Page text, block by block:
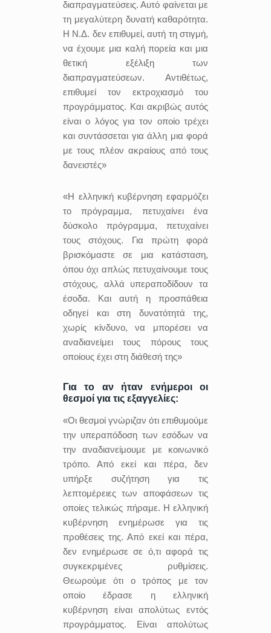
διαπραγματεύσεις. Αυτό φαίνεται με
τη μεγαλύτερη δυνατή καθαρότητα.
Η Ν.Δ. δεν επιθυμεί, αυτή τη στιγμή,
να έχουμε μια καλή πορεία και μια
θετική εξέλιξη των
διαπραγματεύσεων. Αντιθέτως,
επιθυμεί τον εκτροχιασμό του
προγράμματος. Και ακριβώς αυτός
είναι ο λόγος για τον οποίο τρέχει
και συντάσσεται για άλλη μια φορά
με τους πλέον ακραίους από τους
δανειστές»
«Η ελληνική κυβέρνηση εφαρμόζει
το πρόγραμμα, πετυχαίνει ένα
δύσκολο πρόγραμμα, πετυχαίνει
τους στόχους. Για πρώτη φορά
βρισκόμαστε σε μια κατάσταση,
όπου όχι απλώς πετυχαίνουμε τους
στόχους, αλλά υπεραποδίδουν τα
έσοδα. Και αυτή η προσπάθεια
οδηγεί και στη δυνατότητά της,
χωρίς κίνδυνο, να μπορέσει να
αναδιανείμει τους πόρους τους
οποίους έχει στη διάθεσή της»
Για το αν ήταν ενήμεροι οι
θεσμοί για τις εξαγγελίες:
«Οι θεσμοί γνώριζαν ότι επιθυμούμε
την υπεραπόδοση των εσόδων να
την αναδιανείμουμε με κοινωνικό
τρόπο. Από εκεί και πέρα, δεν
υπήρξε συζήτηση για τις
λεπτομέρειες των αποφάσεων τις
οποίες τελικώς πήραμε. Η ελληνική
κυβέρνηση ενημέρωσε για τις
προθέσεις της. Από εκεί και πέρα,
δεν ενημέρωσε σε ό,τι αφορά τις
συγκεκριμένες ρυθμίσεις.
Θεωρούμε ότι ο τρόπος με τον
οποίο έδρασε η ελληνική
κυβέρνηση είναι απολύτως εντός
προγράμματος. Είναι απολύτως